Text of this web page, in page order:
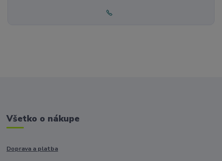
Všetko o nákupe
Doprava a platba